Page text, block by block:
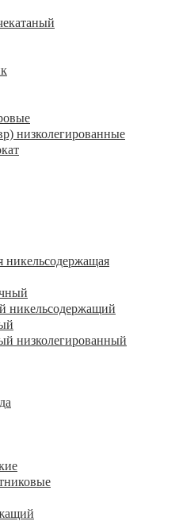
низколегированные
никельсодержащий
низколегированный